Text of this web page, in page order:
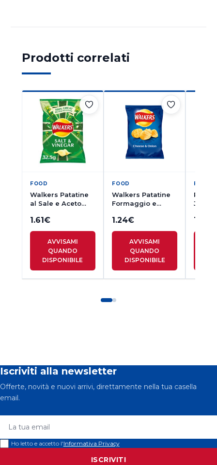
Prodotti correlati
FOOD
Walkers Patatine
al Sale e Aceto
1.61 €
AVVISAMI
QUANDO
DISPONIBILE
FOOD
Walkers Patatine
Formaggio e
1.24€
AVVISAMI
QUANDO
DISPONIBILE
FOOD
1.76
Iscriviti alla newsletter
Offerte, novità e nuovi arrivi, direttamente nella tua casella
email.
Ho letto e accetto l'Informativa Privacy
ISCRIVITI